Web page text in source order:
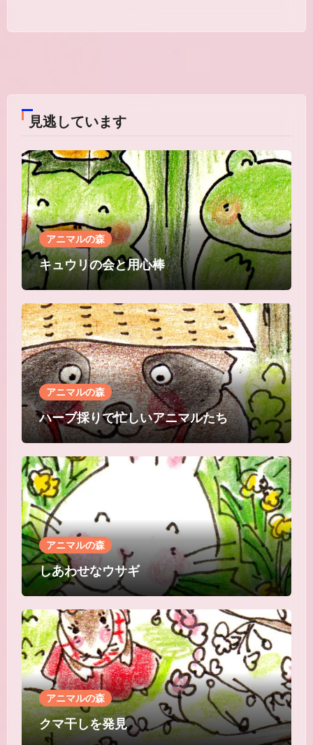
見逃しています
アニマルの森
キュウリの会と用心棒
アニマルの森
ハーブ採りで忙しいアニマルたち
アニマルの森
しあわせなウサギ
アニマルの森
クマ干しを発見